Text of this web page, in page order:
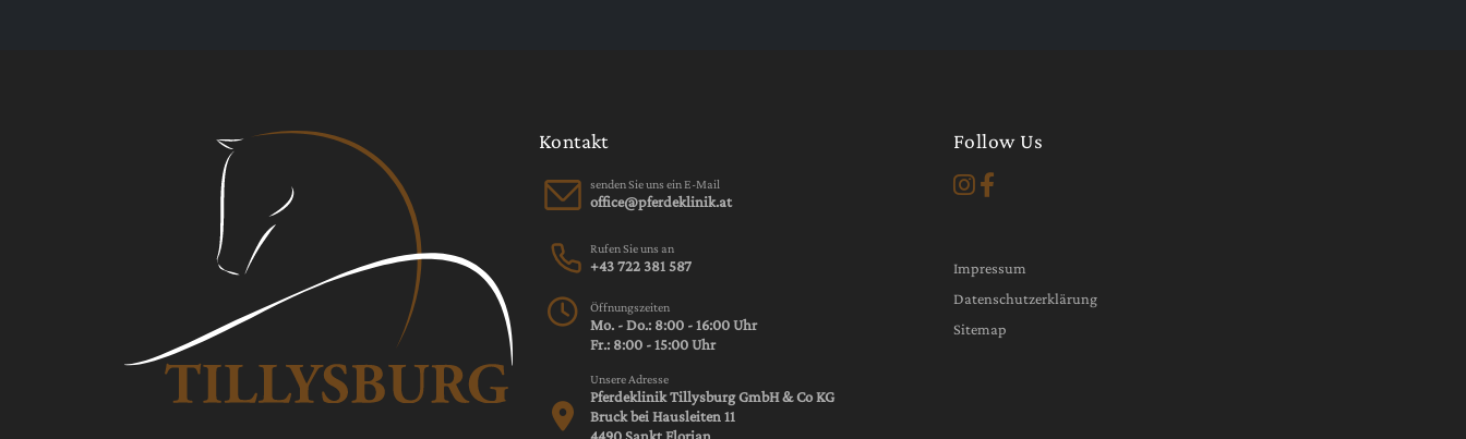
Kontakt
senden Sie uns ein E-Mail
Rufen Sie uns an
+43 722 381 587
Öffnungszeiten
Mo. - Do.: 8:00 - 16:00 Uhr
Fr.: 8:00 - 15:00 Uhr
Unsere Adresse
Pferdeklinik Tillysburg GmbH & Co KG
Bruck bei Hausleiten 11
Follow Us
Impressum
Datenschutzerklärung
Sitemap